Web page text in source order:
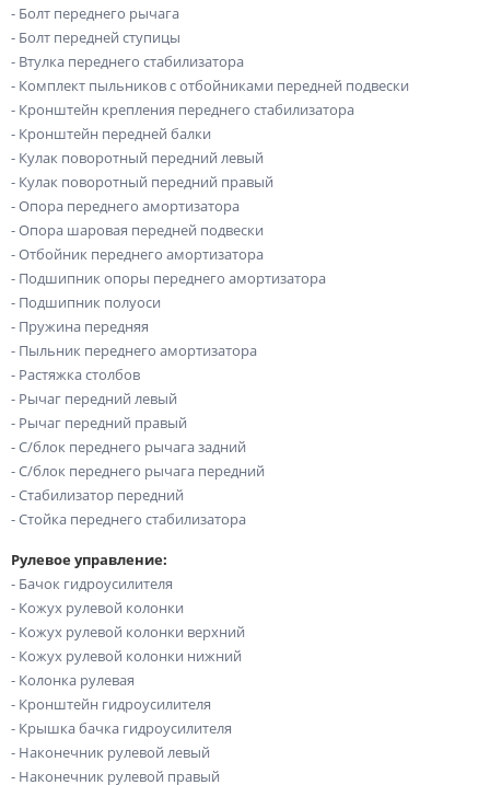
- Болт переднего рычага
- Болт передней ступицы
- Втулка переднего стабилизатора
- Комплект пыльников с отбойниками передней подвески
- Кронштейн крепления переднего стабилизатора
- Кронштейн передней балки
- Кулак поворотный передний левый
- Кулак поворотный передний правый
- Опора переднего амортизатора
- Опора шаровая передней подвески
- Отбойник переднего амортизатора
- Подшипник опоры переднего амортизатора
- Подшипник полуоси
- Пружина передняя
- Пыльник переднего амортизатора
- Растяжка столбов
- Рычаг передний левый
- Рычаг передний правый
- С/блок переднего рычага задний
- С/блок переднего рычага передний
- Стабилизатор передний
- Стойка переднего стабилизатора
Рулевое управление:
- Бачок гидроусилителя
- Кожух рулевой колонки
- Кожух рулевой колонки верхний
- Кожух рулевой колонки нижний
- Колонка рулевая
- Кронштейн гидроусилителя
- Крышка бачка гидроусилителя
- Наконечник рулевой левый
- Наконечник рулевой правый